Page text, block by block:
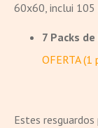
60x60, inclui 105
7 Packs
OFERTA (1
Estes